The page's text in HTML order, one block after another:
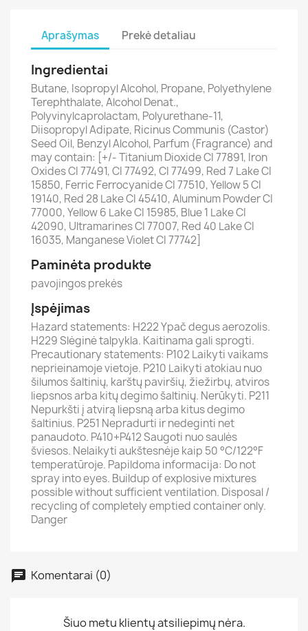
Aprašymas Prekė detaliau
Ingredientai
Butane, Isopropyl Alcohol, Propane, Polyethylene
Terephthalate, Alcohol Denat.,
Polyvinylcaprolactam, Polyurethane-11,
Diisopropyl Adipate, Ricinus Communis (Castor)
Seed Oil, Benzyl Alcohol, Parfum (Fragrance) and
may contain: [+/- Titanium Dioxide CI 77891, Iron
Oxides CI 77491, CI 77492, CI 77499, Red 7 Lake CI
15850, Ferric Ferrocyanide CI 77510, Yellow 5 CI
19140, Red 28 Lake CI 45410, Aluminum Powder CI
77000, Yellow 6 Lake CI 15985, Blue 1 Lake CI
42090, Ultramarines CI 77007, Red 40 Lake CI
16035, Manganese Violet CI 77742]
Paminėta produkte
pavojingos prekės
Įspėjimas
Hazard statements: H222 Ypač degus aerozolis.
H229 Slėginė talpykla. Kaitinama gali sprogti.
Precautionary statements: P102 Laikyti vaikams
neprieinamoje vietoje. P210 Laikyti atokiau nuo
šilumos šaltinių, karštų paviršių, žiežirbų, atviros
liepsnos arba kitų degimo šaltinių. Nerūkyti. P211
Nepurkšti į atvirą liepsną arba kitus degimo
šaltinius. P251 Nepradurti ir nedeginti net
panaudoto. P410+P412 Saugoti nuo saulės
šviesos. Nelaikyti aukštesnėje kaip 50 °C/122°F
temperatūroje. Papildoma informacija: Do not
spray into eyes. Buildup of explosive mixtures
possible without sufficient ventilation. Disposal /
recycling of completely emptied container only.
Danger
Komentarai (0)
Šiuo metu klientų atsiliepimų nėra.